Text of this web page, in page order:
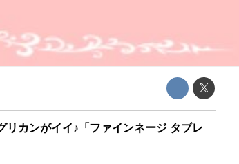
リカンがイイ♪「ファインネージ タブレ